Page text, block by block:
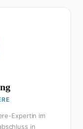
Expertin im
in